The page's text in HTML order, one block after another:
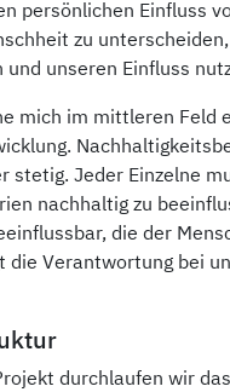
persönlichen Einfluss
zu
und unseren Einfluss
mich im mittleren Feld
stetig. Jeder Einzelne
nachhaltig zu
die der
die Verantwortung bei
durchlaufen wir